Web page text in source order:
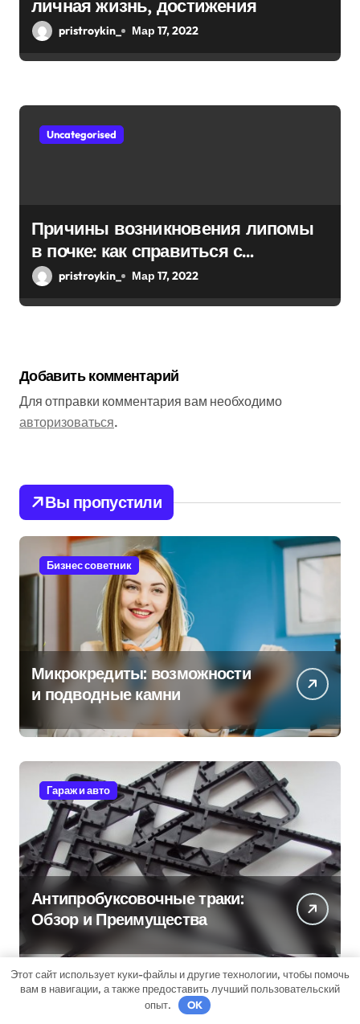
личная жизнь, достижения
pristroykin_ Мар 17, 2022
Uncategorised
Причины возникновения липомы
в почке: как справиться с
болезнью
pristroykin_ Мар 17, 2022
Добавить комментарий
Для отправки комментария вам необходимо
авторизоваться.
Вы пропустили
Бизнес советник
Микрокредиты: возможности
и подводные камни
Гараж и авто
Антипробуксовочные траки:
Обзор и Преимущества
Этот сайт использует куки-файлы и другие технологии, чтобы помочь
вам в навигации, а также предоставить лучший пользовательский
опыт.
OK